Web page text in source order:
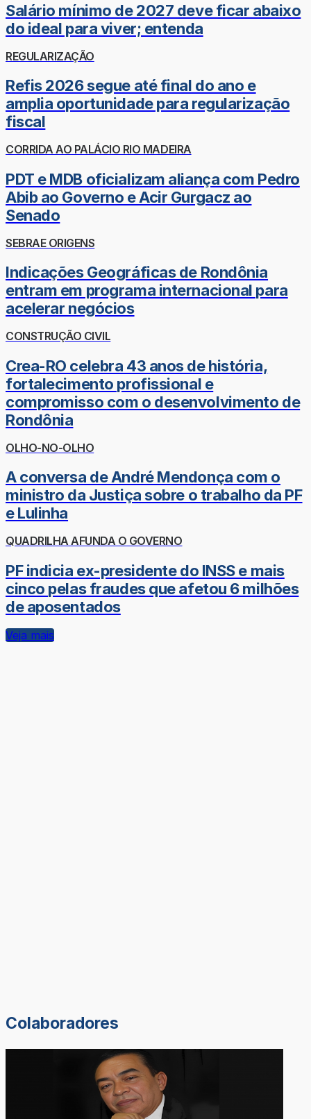
Salário mínimo de 2027 deve ficar abaixo
do ideal para viver; entenda
REGULARIZAÇÃO
Refis 2026 segue até final do ano e
amplia oportunidade para regularização
fiscal
CORRIDA AO PALÁCIO RIO MADEIRA
PDT e MDB oficializam aliança com Pedro
Abib ao Governo e Acir Gurgacz ao
Senado
SEBRAE ORIGENS
Indicações Geográficas de Rondônia
entram em programa internacional para
acelerar negócios
CONSTRUÇÃO CIVIL
Crea-RO celebra 43 anos de história,
fortalecimento profissional e
compromisso com o desenvolvimento de
Rondônia
OLHO-NO-OLHO
A conversa de André Mendonça com o
ministro da Justiça sobre o trabalho da PF
e Lulinha
QUADRILHA AFUNDA O GOVERNO
PF indicia ex-presidente do INSS e mais
cinco pelas fraudes que afetou 6 milhões
de aposentados
Veja mais
Colaboradores